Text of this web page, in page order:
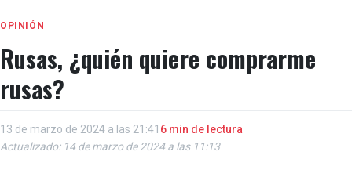
OPINIÓN
Rusas, ¿quién quiere comprarme
rusas?
13 de marzo de 2024 a las 21:41 6 min de lectura
Actualizado: 14 de marzo de 2024 a las 11:13